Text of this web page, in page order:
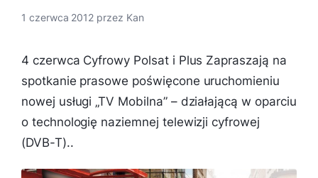
1 czerwca 2012 przez Kan
4 czerwca Cyfrowy Polsat i Plus Zapraszają na
spotkanie prasowe poświęcone uruchomieniu
nowej usługi „TV Mobilna” – działającą w oparciu
o technologię naziemnej telewizji cyfrowej
(DVB-T)..